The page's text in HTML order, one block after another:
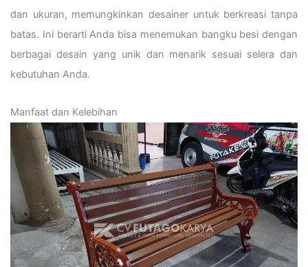
dan ukuran, memungkinkan desainer untuk berkreasi tanpa
batas. Ini berarti Anda bisa menemukan bangku besi dengan
berbagai desain yang unik dan menarik sesuai selera dan
kebutuhan Anda.
Manfaat dan Kelebihan